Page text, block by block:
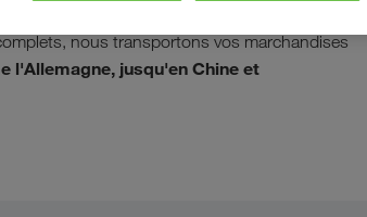
nous transportons vos marchandises
l'Allemagne, jusqu'en Chine et